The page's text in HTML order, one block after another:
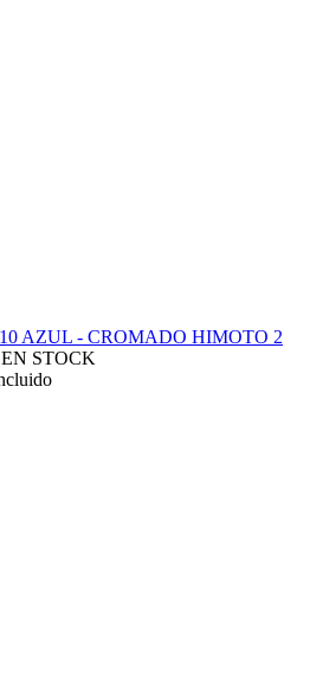
AZUL - CROMADO HIMOTO 2
STOCK